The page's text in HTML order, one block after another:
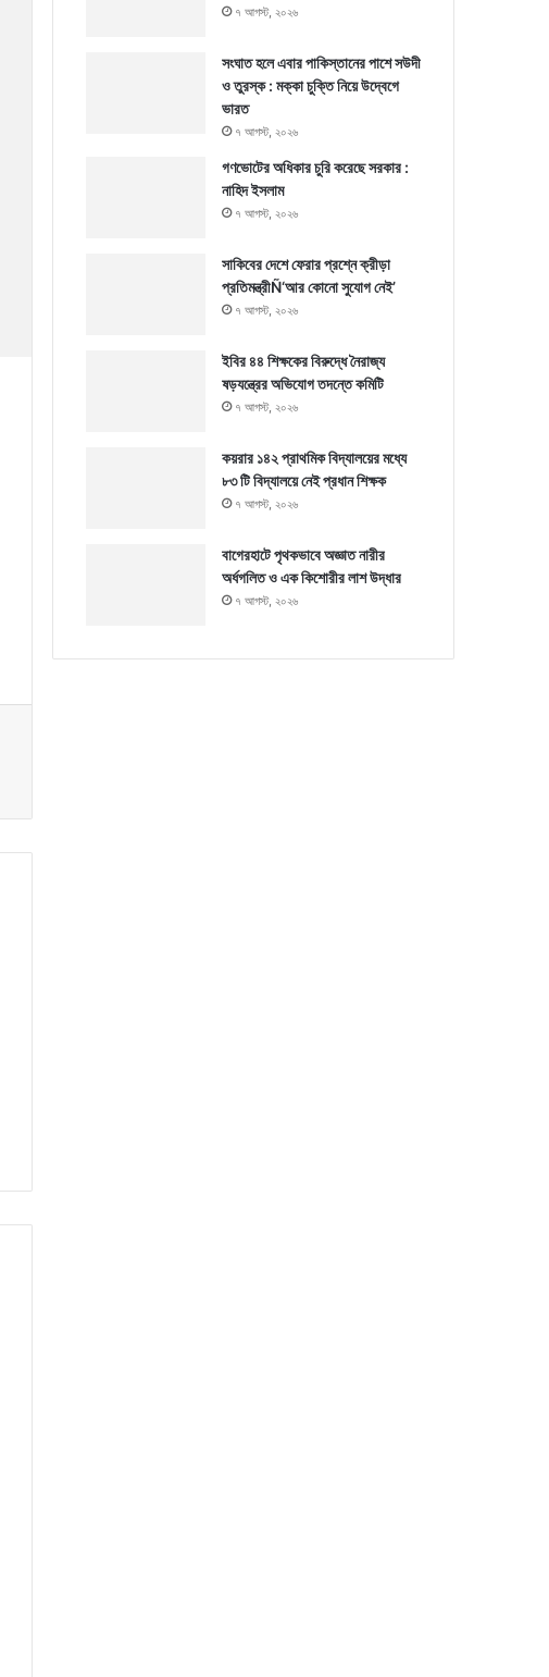
৭ আগস্ট, ২০২৬
সংঘাত হলে এবার পাকিস্তানের পাশে সউদী
ও তুরস্ক : মক্কা চুক্তি নিয়ে উদ্বেগে
ভারত
৭ আগস্ট, ২০২৬
গণভোটের অধিকার চুরি করেছে সরকার :
নাহিদ ইসলাম
৭ আগস্ট, ২০২৬
সাকিবের দেশে ফেরার প্রশ্নে ক্রীড়া
প্রতিমন্ত্রীÑ‘আর কোনো সুযোগ নেই’
৭ আগস্ট, ২০২৬
ইবির ৪৪ শিক্ষকের বিরুদ্ধে নৈরাজ্য
ষড়যন্ত্রের অভিযোগ তদন্তে কমিটি
৭ আগস্ট, ২০২৬
কয়রার ১৪২ প্রাথমিক বিদ্যালয়ের মধ্যে
৮৩ টি বিদ্যালয়ে নেই প্রধান শিক্ষক
৭ আগস্ট, ২০২৬
বাগেরহাটে পৃথকভাবে অজ্ঞাত নারীর
অর্ধগলিত ও এক কিশোরীর লাশ উদ্ধার
৭ আগস্ট, ২০২৬